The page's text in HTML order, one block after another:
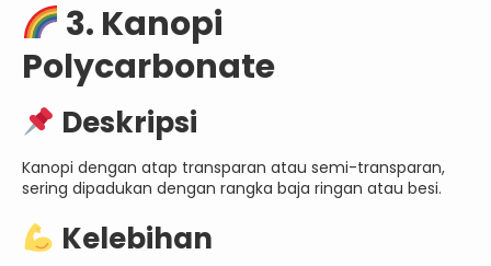
3. Kanopi
Polycarbonate
Deskripsi
Kanopi dengan atap transparan atau semi-transparan,
sering dipadukan dengan rangka baja ringan atau besi.
Kelebihan